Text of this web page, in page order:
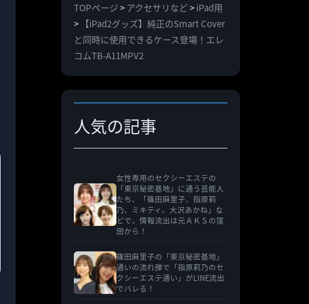
カ
テ
ゴ
リ
ー
TOPページ> アクセサリなど>iPad用
>
【iPad2グッズ】純正のSmart Cover
と同時に使用できるケース登場！エレ
コムTB-A11MPV2
人気の記事
女性専用のセクシーエステの
「東京秘密基地」に通う芸能人
たち、「篠田麻里子、指原莉
乃、ミキティ、大沢あかね」な
どで、情報流出は元ＡＫＳの窪
田から！
篠田麻里子の「東京秘密基地」
通いの流れ弾で「指原莉乃のセ
クシーエステ通い」がLINE流出
でバレる！